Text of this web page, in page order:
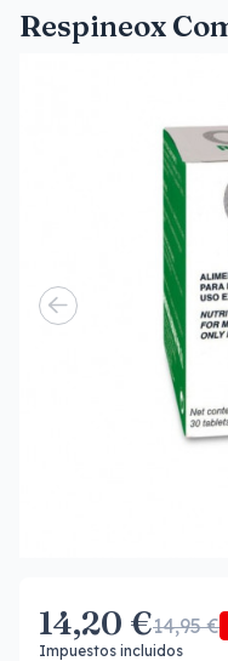
Respineox
14,20 €14,95 €
Impuestos incluidos